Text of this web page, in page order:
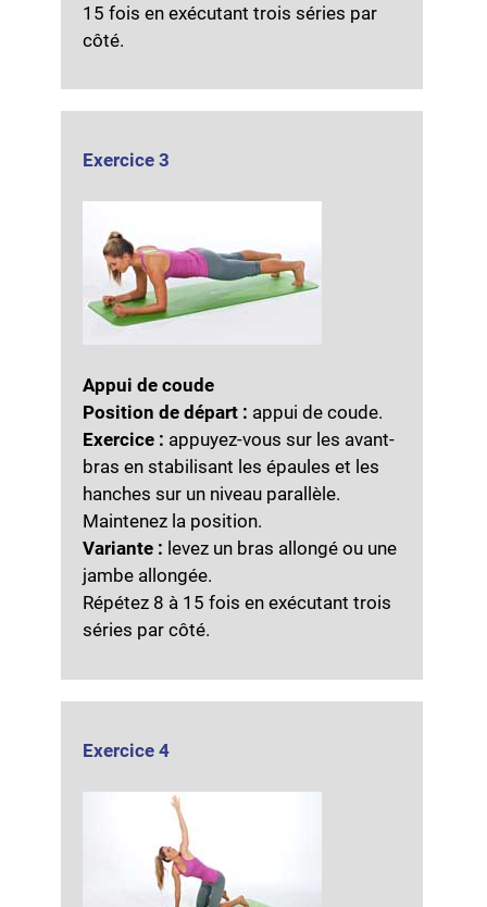
15 fois en exécutant trois séries par
côté.
Exercice 3
Appui de coude
Position de départ : appui de coude.
Exercice : appuyez-vous sur les avant-
bras en stabilisant les épaules et les
hanches sur un niveau parallèle.
Maintenez la position.
Variante : levez un bras allongé ou une
jambe allongée.
Répétez 8 à 15 fois en exécutant trois
séries par côté.
Exercice 4